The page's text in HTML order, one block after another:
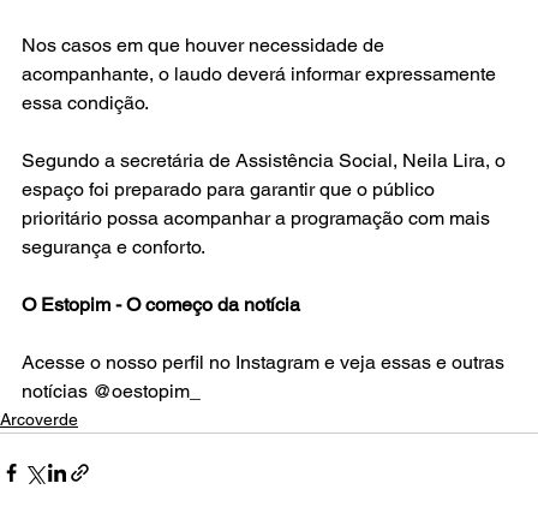
Nos casos em que houver necessidade de
acompanhante, o laudo deverá informar expressamente
essa condição.
Segundo a secretária de Assistência Social, Neila Lira, o
espaço foi preparado para garantir que o público
prioritário possa acompanhar a programação com mais
segurança e conforto.
O Estopim - O começo da notícia
Acesse o nosso perfil no Instagram e veja essas e outras
notícias @oestopim_
Arcoverde